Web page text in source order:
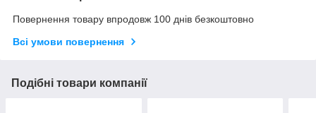
Повернення товару впродовж 100 днів безкоштовно
Всі умови повернення
Подібні товари компанії